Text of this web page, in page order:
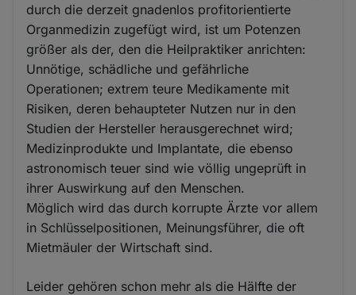
durch die derzeit gnadenlos profitorientierte
Organmedizin zugefügt wird, ist um Potenzen
größer als der, den die Heilpraktiker anrichten:
Unnötige, schädliche und gefährliche
Operationen; extrem teure Medikamente mit
Risiken, deren behaupteter Nutzen nur in den
Studien der Hersteller herausgerechnet wird;
Medizinprodukte und Implantate, die ebenso
astronomisch teuer sind wie völlig ungeprüft in
ihrer Auswirkung auf den Menschen.
Möglich wird das durch korrupte Ärzte vor allem
in Schlüsselpositionen, Meinungsführer, die oft
Mietmäuler der Wirtschaft sind.
Leider gehören schon mehr als die Hälfte der